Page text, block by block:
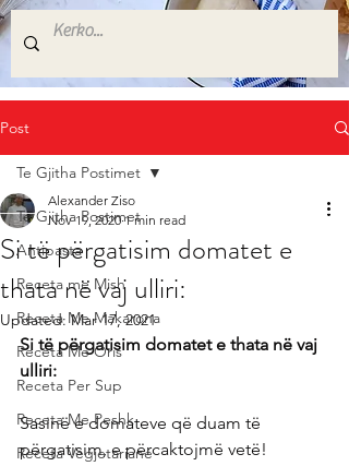
Post
Te Gjitha Postimet
Antipasta
Receta me Mish
Receta Me Makarona
Receta Me Oris
Receta Per Sup
Receta Me Peshk
Receta Vegjetariane
Te Gjitha Postimet
Si të përgatisim domatet e
thata në vaj ulliri:
Alexander Ziso
Nov 19, 2020 1 min read
Updated:Mar 17, 2021
Si të përgatisim domatet e thata në vaj
ulliri:
Sasinë e domateve që duam të
përgatisim, e përcaktojmë vetë!